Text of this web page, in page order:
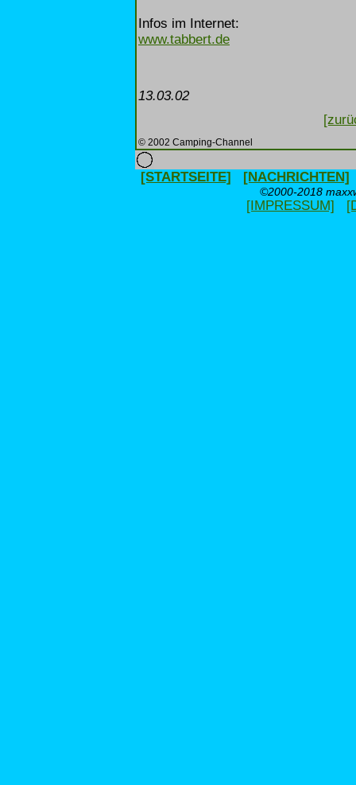
Infos im Internet:
www.tabbert.de
13.03.02
© 2002 Camping-Channel
[STARTSEITE] [NACHRICHTEN]
©2000-2018
[IMPRESSUM]